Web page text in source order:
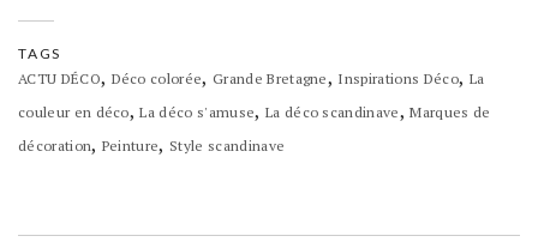
TAGS
ACTU DÉCO, Déco colorée, Grande Bretagne, Inspirations Déco, La
couleur en déco,La déco s'amuse, La déco scandinave,Marques de
décoration, Peinture, Style scandinave